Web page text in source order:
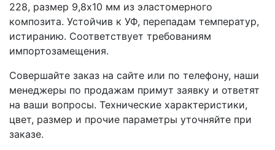
228, размер 9,8х10 мм из эластомерного
композита. Устойчив к УФ, перепадам температур,
истиранию. Соответствует требованиям
импортозамещения.
Совершайте заказ на сайте или по телефону, наши
менеджеры по продажам примут заявку и ответят
на ваши вопросы. Технические характеристики,
цвет, размер и прочие параметры уточняйте при
заказе.